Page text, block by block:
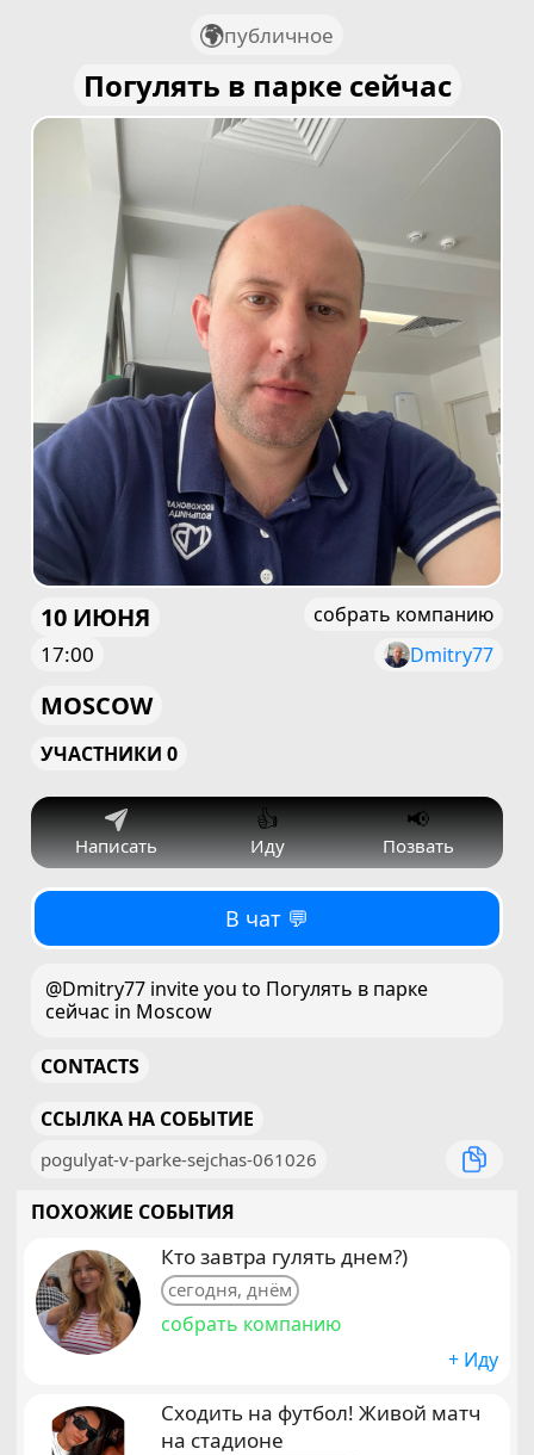
публичное
Погулять в парке сейчас
10 ИЮНЯ
17:00
собрать компанию
Dmitry77
MOSCOW
УЧАСТНИКИ 0
Написать
👍
Иду
📢
Позвать
В чат 💬
@Dmitry77 invite you to Погулять в парке
сейчас in Moscow
CONTACTS
ССЫЛКА НА СОБЫТИЕ
pogulyat-v-parke-sejchas-061026
ПОХОЖИЕ СОБЫТИЯ
Кто завтра гулять днем?)
сегодня, днём
собрать компанию
+ Иду
Сходить на футбол! Живой матч
на стадионе